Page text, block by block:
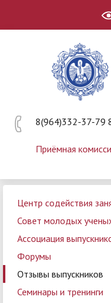
8(964)332-37-79
Приёмная
Центр содействия
Совет молодых
Ассоциация
Форумы
Отзывы выпускников
Семинары и тренинги